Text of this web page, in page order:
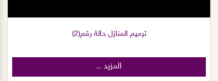
ترميم المنازل حالة رقم(2)
المزيد ..